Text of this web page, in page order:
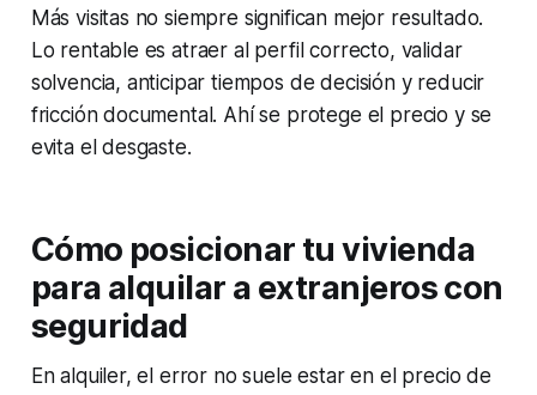
Más visitas no siempre significan mejor resultado.
Lo rentable es atraer al perfil correcto, validar
solvencia, anticipar tiempos de decisión y reducir
fricción documental. Ahí se protege el precio y se
evita el desgaste.
Cómo posicionar tu vivienda
para alquilar a extranjeros con
seguridad
En alquiler, el error no suele estar en el precio de